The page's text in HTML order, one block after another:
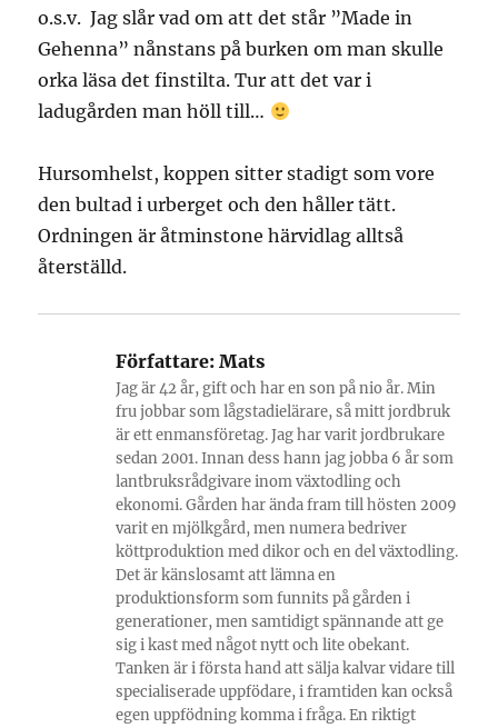
o.s.v. Jag slår vad om att det står ”Made in
Gehenna” nånstans på burken om man skulle
orka läsa det finstilta. Tur att det var i
ladugården man höll till…
Hursomhelst, koppen sitter stadigt som vore
den bultad i urberget och den håller tätt.
Ordningen är åtminstone härvidlag alltså
återställd.
Författare: Mats
Jag är 42 år, gift och har en son på nio år. Min
fru jobbar som lågstadielärare, så mitt jordbruk
är ett enmansföretag. Jag har varit jordbrukare
sedan 2001. Innan dess hann jag jobba 6 år som
lantbruksrådgivare inom växtodling och
ekonomi. Gården har ända fram till hösten 2009
varit en mjölkgård, men numera bedriver
köttproduktion med dikor och en del växtodling.
Det är känslosamt att lämna en
produktionsform som funnits på gården i
generationer, men samtidigt spännande att ge
sig i kast med något nytt och lite obekant.
Tanken är i första hand att sälja kalvar vidare till
specialiserade uppfödare, i framtiden kan också
egen uppfödning komma i fråga. En riktigt